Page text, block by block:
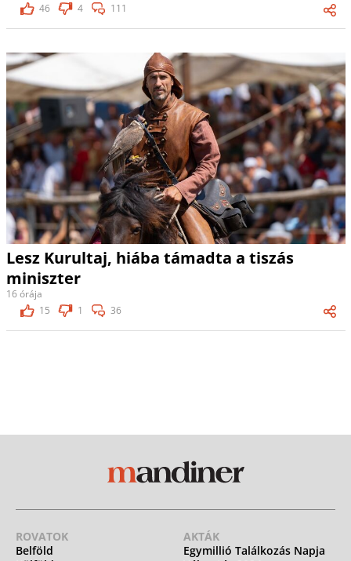
46
4 111
Lesz Kurultaj, hiába támadta a tiszás
miniszter
16 órája
15
1 36
ROVATOK
Belföld
AKTÁK
Egymillió Találkozás Napja